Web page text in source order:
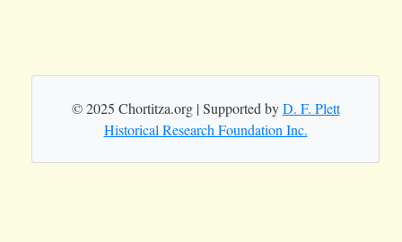
© 2025 Chortitza.org | Supported byD. F. Plett
Historical Research Foundation Inc.